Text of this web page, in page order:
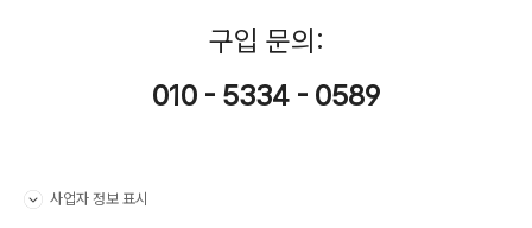
구입 문의:
010 - 5334 - 0589
사업자 정보 표시